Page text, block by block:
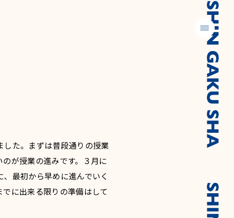
メニュー
た。まずは普段通りの授業
が授業の進みです。３月に
最初から早めに進んでいく
に出来る限りの準備はして